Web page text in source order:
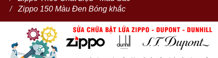
Zippo 150 Màu Đen Bóng khắc